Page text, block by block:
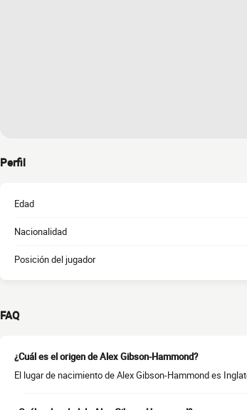
Perfil
Edad
Nacionalidad
Posición del jugador
FAQ
¿Cuál es el origen de Alex Gibson-Hammond?
El lugar de nacimiento de Alex Gibson-Hammond es